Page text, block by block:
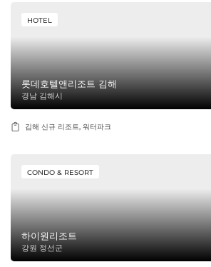
HOTEL
롯데호텔앤리조트 김해
경남 김해시
김해 신규 리조트, 워터파크
CONDO & RESORT
하이원리조트
강원 정선군